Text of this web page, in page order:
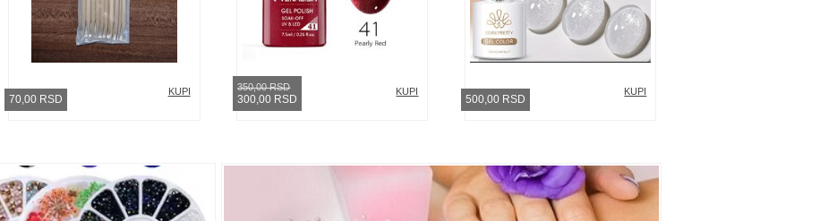
KUPI
70,00 RSD
KUPI
350,00 RSD
300,00 RSD
KUPI
500,00 RSD